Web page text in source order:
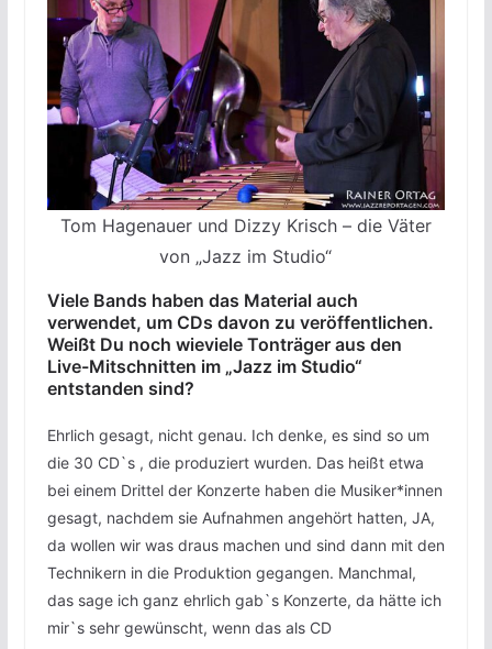
Tom Hagenauer und Dizzy Krisch – die Väter
von „Jazz im Studio“
Viele Bands haben das Material auch
verwendet, um CDs davon zu veröffentlichen.
Weißt Du noch wieviele Tonträger aus den
Live-Mitschnitten im „Jazz im Studio“
entstanden sind?
Ehrlich gesagt, nicht genau. Ich denke, es sind so um
die 30 CD`s , die produziert wurden. Das heißt etwa
bei einem Drittel der Konzerte haben die Musiker*innen
gesagt, nachdem sie Aufnahmen angehört hatten, JA,
da wollen wir was draus machen und sind dann mit den
Technikern in die Produktion gegangen. Manchmal,
das sage ich ganz ehrlich gab`s Konzerte, da hätte ich
mir`s sehr gewünscht, wenn das als CD